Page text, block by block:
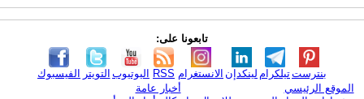
تابعونا على:
الفيسبوك التويتر اليوتيوب RSS الانستغرام لينكدإن تيلكرامبنترست
الموقع الرئيسي
أخبار عامة